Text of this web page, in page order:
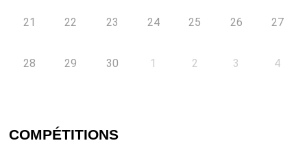
21 22 23 24 25 26 27
28 29 30 1 2 3 4
COMPÉTITIONS